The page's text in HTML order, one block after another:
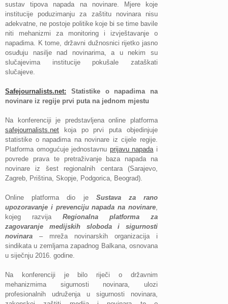
sustav tipova napada na novinare. Mjere koje
institucije poduzimanju za zaštitu novinara nisu
adekvatne, ne postoje politike koje bi se time bavile
niti mehanizmi za monitoring i izvještavanje o
napadima. K tome, državni dužnosnici rijetko jasno
osuđuju nasilje nad novinarima, a u nekim su
slučajevima institucije pokušale zataškati
slučajeve.
Safejournalists.net: Statistike o napadima na
novinare iz regije prvi puta na jednom mjestu
Na konferenciji je predstavljena online platforma
safejournalists.net koja po prvi puta objedinjuje
statistike o napadima na novinare iz cijele regije.
Platforma omogućuje jednostavnu prijavu napadai
povrede prava te pretraživanje baza napada na
novinare iz šest regionalnih centara (Sarajevo,
Zagreb, Priština, Skopje, Podgorica, Beograd).
Online platforma dio je Sustava za rano
upozoravanje i prevenciju napada na novinare,
kojeg razvija Regionalna platforma za
zagovaranje medijskih sloboda i sigurnosti
novinara – mreža novinarskih organizacija i
sindikata u zemljama zapadnog Balkana, osnovana
u siječnju 2016. godine.
Na konferenciji je bilo riječi o državnim
mehanizmima sigurnosti novinara, ulozi
profesionalnih udruženja u sigurnosti novinara,